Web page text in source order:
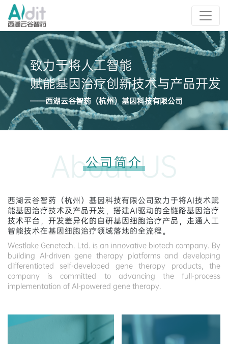
致力于将人工智能
赋能基因治疗创新技术与产品开发
——西湖云谷智药（杭州）基因科技有限公司
公司简介
About US
西湖云谷智药（杭州）基因科技有限公司致力于将AI技术赋
能基因治疗技术及产品开发，搭建AI驱动的全链路基因治疗
技术平台，开发差异化的自研基因细胞治疗产品，走通人工
智能技术在基因细胞治疗领域落地的全流程。
Westlake Genetech. Ltd. is an innovative biotech company. By
building AI-driven gene therapy platforms and developing
differentiated self-developed gene therapy products, the
company is committed to advancing the full-process
implementation of AI-powered gene therapy.